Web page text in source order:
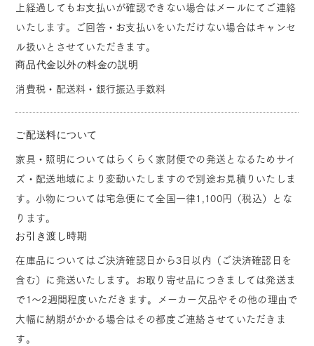
上経過してもお支払いが確認できない場合はメールにてご連絡
いたします。ご回答・お支払いをいただけない場合はキャンセ
ル扱いとさせていただきます。
商品代金以外の料金の説明
消費税・配送料・銀行振込手数料
ご配送料について
家具・照明についてはらくらく家財便での発送となるためサイ
ズ・配送地域により変動いたしますので別途お見積りいたしま
す。小物については宅急便にて全国一律1,100円（税込）とな
ります。
お引き渡し時期
在庫品についてはご決済確認日から3日以内（ご決済確認日を
含む）に発送いたします。お取り寄せ品につきましては発送ま
で1～2週間程度いただきます。メーカー欠品やその他の理由で
大幅に納期がかかる場合はその都度ご連絡させていただきま
す。